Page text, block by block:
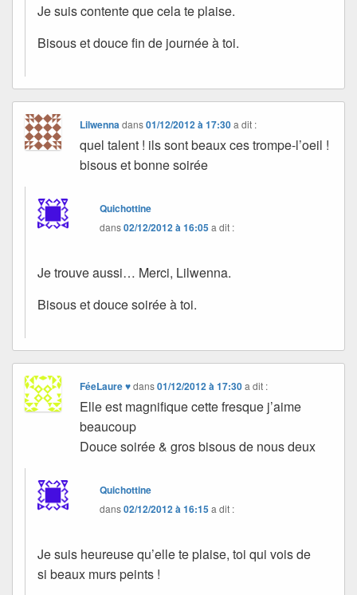
Je suis contente que cela te plaise.
Bisous et douce fin de journée à toi.
Lilwennadans01/12/2012 à 17:30 a dit :
quel talent ! ils sont beaux ces trompe-l’oeil !
bisous et bonne soirée
Quichottine
dans02/12/2012 à 16:05a dit :
Je trouve aussi… Merci, Lilwenna.
Bisous et douce soirée à toi.
FéeLaure ♥dans01/12/2012 à 17:30 a dit :
Elle est magnifique cette fresque j’aime
beaucoup
Douce soirée & gros bisous de nous deux
Quichottine
dans02/12/2012 à 16:15a dit :
Je suis heureuse qu’elle te plaise, toi qui vois de
si beaux murs peints !